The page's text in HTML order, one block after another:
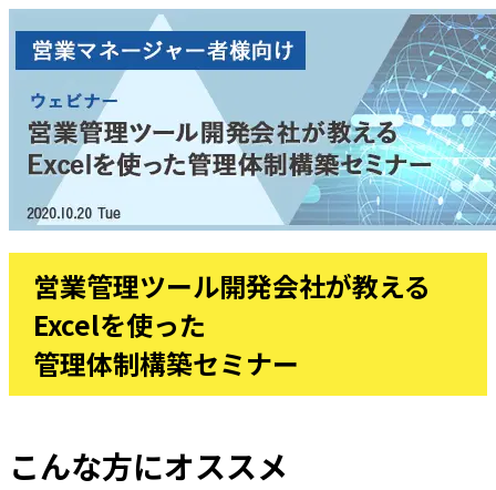
営業管理ツール開発会社が教える
Excelを使った
管理体制構築セミナー
こんな方にオススメ